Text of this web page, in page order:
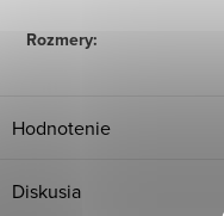
Rozmery:
Hodnotenie
Diskusia